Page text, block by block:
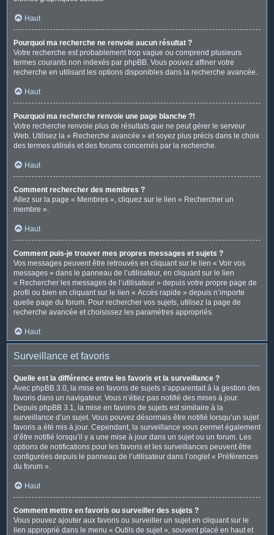
Haut
Pourquoi ma recherche ne renvoie aucun résultat ?
Votre recherche est probablement trop vague ou comprend plusieurs
termes courants non indexés par phpBB. Vous pouvez affiner votre
recherche en utilisant les options disponibles dans la recherche avancée.
Haut
Pourquoi ma recherche renvoie une page blanche ?!
Votre recherche renvoie plus de résultats que ne peut gérer le serveur
Web. Utilisez la « Recherche avancée » et soyez plus précis dans le choix
des termes utilisés et des forums concernés par la recherche.
Haut
Comment rechercher des membres ?
Allez sur la page « Membres », cliquez sur le lien « Rechercher un
membre ».
Haut
Comment puis-je trouver mes propres messages et sujets ?
Vos messages peuvent être retrouvés en cliquant sur le lien « Voir vos
messages » dans le panneau de l’utilisateur, en cliquant sur le lien
« Rechercher les messages de l’utilisateur » depuis votre propre page de
profil ou bien en cliquant sur le lien « Accès rapide » depuis n’importe
quelle page du forum. Pour rechercher vos sujets, utilisez la page de
recherche avancée et choisissez les paramètres appropriés.
Haut
Surveillance et favoris
Quelle est la différence entre les favoris et la surveillance ?
Avec phpBB 3.0, la mise en favoris de sujets s’apparentait à la gestion des
favoris dans un navigateur. Vous n’étiez pas notifié des mises à jour.
Depuis phpBB 3.1, la mise en favoris de sujets est similaire à la
surveillance d’un sujet. Vous pouvez désormais être notifié lorsqu’un sujet
favoris a été mis à jour. Cependant, la surveillance vous permet également
d’être notifié lorsqu’il y a une mise à jour dans un sujet ou un forum. Les
options de notifications pour les favoris et les surveillances peuvent être
configurées depuis le panneau de l’utilisateur dans l’onglet « Préférences
du forum ».
Haut
Comment mettre en favoris ou surveiller des sujets ?
Vous pouvez ajouter aux favoris ou surveiller un sujet en cliquant sur le
lien approprié dans le menu « Outils de sujet », souvent placé en haut et